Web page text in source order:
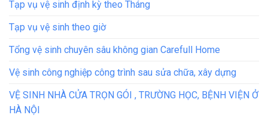
Tạp vụ vệ sinh định kỳ theo Tháng
Tạp vụ vệ sinh theo giờ
Tổng vệ sinh chuyên sâu không gian Carefull Home
Vệ sinh công nghiệp công trình sau sửa chữa, xây dựng
VỆ SINH NHÀ CỬA TRỌN GÓI , TRƯỜNG HỌC, BỆNH VIỆN Ở
HÀ NỘI